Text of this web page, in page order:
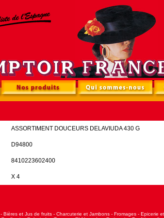
ASSORTIMENT DOUCEURS DELAVIUDA 430 G
D94800
8410223602400
X 4
- Bières et Jus de fruits - Charcuterie et Jambons - Fromages - Epicerie